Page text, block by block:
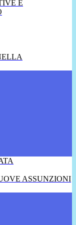
E
ASSUNZIONI